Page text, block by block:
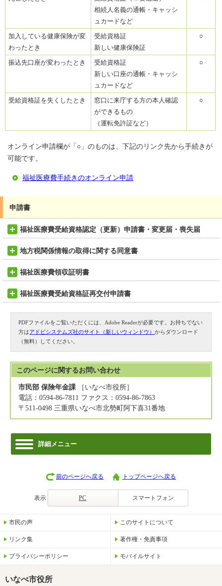
相続人名義の通帳・キャッシ
ュカードなど
加入している健康保険が変
わったとき
受給資格証
新しい健康保険証
○
振込先口座が変わったとき
受給資格証
新しい口座の通帳・キャッシ
ュカードなど
○
受給資格証を失くしたとき
窓口に来庁する方の本人確認
ができるもの
（運転免許証など）
○
オンライン申請欄が「○」のものは、下記のリンク先から手続きが
可能です。
福祉医療費手続きのオンライン申請
申請書
福祉医療費受給資格認定（更新）申請書・変更届・喪失届
地方税関係情報の取得に関する同意書
福祉医療費領収証明書
福祉医療費受給資格証再交付申請書
PDFファイルをご覧いただくには、Adobe Readerが必要です。お持ちでない
方はアドビシステムズ社のサイト（新しいウィンドウ）からダウンロード
（無料）してください。
このページに関するお問い合わせ
市民部 保険年金課 ［いなべ市役所］
電話：0594-86-7811 ファクス：0594-86-7863
〒511-0498 三重県いなべ市北勢町阿下喜31番地
詳細メニュー
前のページへ戻る トップページへ戻る
表示 PC スマートフォン
市民の声 このサイトについて
リンク集 著作権・免責事項
プライバシーポリシー モバイルサイト
いなべ市役所